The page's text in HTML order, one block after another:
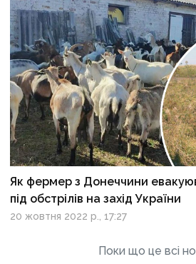
Як фермер з Донеччини
під обстрілів на захід України
20 жовтня 2022 р., 17:27
Поки що це всі